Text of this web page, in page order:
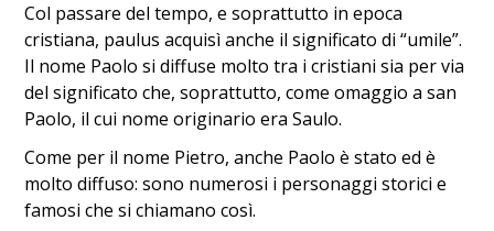
Col passare del tempo, e soprattutto in epoca
cristiana, paulus acquisì anche il significato di “umile”.
Il nome Paolo si diffuse molto tra i cristiani sia per via
del significato che, soprattutto, come omaggio a san
Paolo, il cui nome originario era Saulo.
Come per il nome Pietro, anche Paolo è stato ed è
molto diffuso: sono numerosi i personaggi storici e
famosi che si chiamano così.